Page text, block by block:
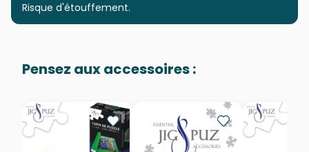
Age
Puzzle pour Adultes (500 à
Provenance Fabriqué en France
EAN 3663384302817
Nombre de pièces 2000 pièces
Risque d'étouffement.
Pensez aux accessoires :